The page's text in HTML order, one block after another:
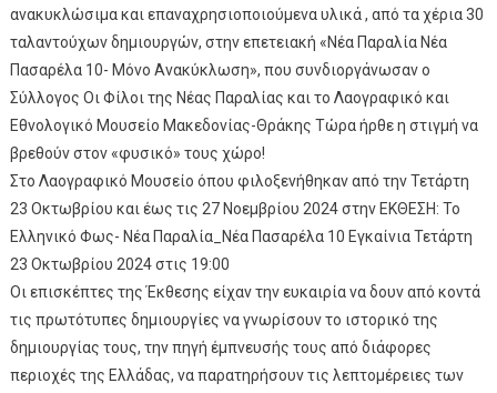
ανακυκλώσιμα και επαναχρησιοποιούμενα υλικά , από τα χέρια 30
ταλαντούχων δημιουργών, στην επετειακή «Νέα Παραλία Νέα
Πασαρέλα 10- Μόνο Ανακύκλωση», που συνδιοργάνωσαν ο
Σύλλογος Οι Φίλοι της Νέας Παραλίας και το Λαογραφικό και
Εθνολογικό Μουσείο Μακεδονίας-Θράκης Τώρα ήρθε η στιγμή να
βρεθούν στον «φυσικό» τους χώρο!
Στο Λαογραφικό Μουσείο όπου φιλοξενήθηκαν από την Τετάρτη
23 Οκτωβρίου και έως τις 27 Νοεμβρίου 2024 στην ΕΚΘΕΣΗ: Το
Ελληνικό Φως- Νέα Παραλία_Νέα Πασαρέλα 10 Εγκαίνια Τετάρτη
23 Οκτωβρίου 2024 στις 19:00
Οι επισκέπτες της Έκθεσης είχαν την ευκαιρία να δουν από κοντά
τις πρωτότυπες δημιουργίες να γνωρίσουν το ιστορικό της
δημιουργίας τους, την πηγή έμπνευσής τους από διάφορες
περιοχές της Ελλάδας, να παρατηρήσουν τις λεπτομέρειες των